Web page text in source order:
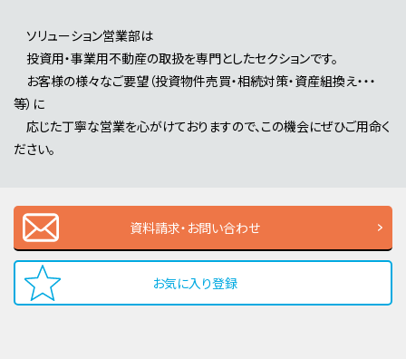
ソリューション営業部は
投資用・事業用不動産の取扱を専門としたセクションです。
お客様の様々なご要望（投資物件売買・相続対策・資産組換え・・・
等）に
応じた丁寧な営業を心がけておりますので、この機会にぜひご用命く
ださい。
資料請求・お問い合わせ
お気に入り登録